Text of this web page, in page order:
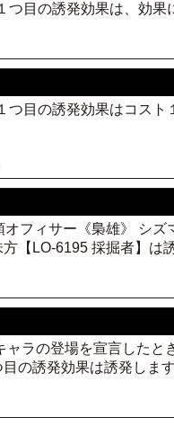
つ目の誘発効果は、効
つ目の誘発効果はコス
フィサー《梟雄》 シ
【LO-6195 採掘者】は
ャラの登場を宣言した
の誘発効果は誘発しま